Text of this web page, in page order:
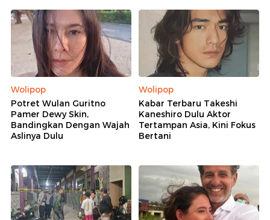
Wolipop
Potret Wulan Guritno
Pamer Dewy Skin,
Bandingkan Dengan Wajah
Aslinya Dulu
Wolipop
Kabar Terbaru Takeshi
Kaneshiro Dulu Aktor
Tertampan Asia, Kini Fokus
Bertani